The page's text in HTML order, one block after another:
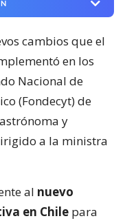
cambios que el
en los
Nacional de
(Fondecyt) de
y
a la ministra
al nuevo
en Chile para